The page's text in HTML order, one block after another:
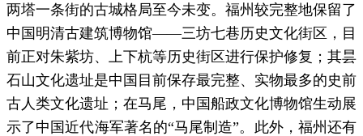
两塔一条街的古城格局至今未变。福州较完整地保留了
中国明清古建筑博物馆——三坊七巷历史文化街区，目
前正对朱紫坊、上下杭等历史街区进行保护修复；其昙
石山文化遗址是中国目前保存最完整、实物最多的史前
古人类文化遗址；在马尾，中国船政文化博物馆生动展
示了中国近代海军著名的“马尾制造”。此外，福州还有